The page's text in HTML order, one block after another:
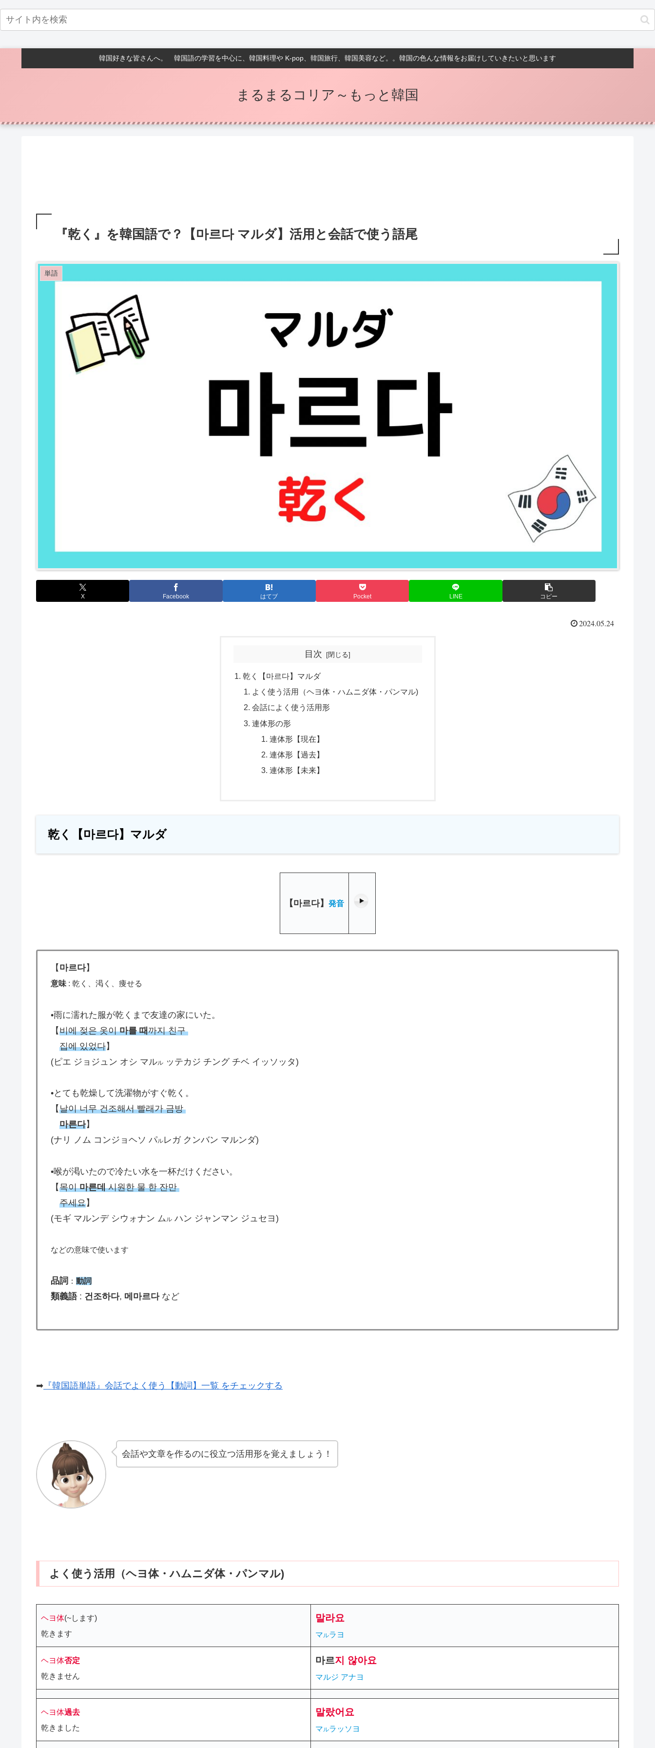
韓国好きな皆さんへ。 韓国語の学習を中心に、韓国料理や K-pop、韓国旅行、韓国美容など。。韓国の色んな情報をお届けしていきたいと思います
まるまるコリア～もっと韓国
『乾く』を韓国語で？【마르다 マルダ】活用と会話で使う語尾
単語
X Facebook はてブ Pocket LINE コピー
2024.05.24
目次
乾く【마르다】マルダ
よく使う活用（ヘヨ体・ハムニダ体・パンマル)
会話によく使う活用形
連体形の形
連体形【現在】
連体形【過去】
連体形【未来】
乾く【마르다】マルダ
【마르다】 発音
【 마르다】
意味: 乾く、渇く、痩せる
•雨に濡れた服が乾くまで友達の家にいた。
【비에 젖은 옷이마를 때까지 친구
집에 있었다】
(ピエ ジョジュン オシ マルル ッテカジ チング チベ イッソッタ)
•とても乾燥して洗濯物がすぐ乾く。
【날이 너무 건조해서 빨래가 금방
마른다】
(ナリ ノム コンジョヘソ パルレガ クンバン マルンダ)
•喉が渇いたので冷たい水を一杯だけください。
【목이마른데시원한 물 한 잔만
주세요】
(モギ マルンデ シウォナン ム ル ハン ジャンマン ジュセヨ)
などの意味で使います
品詞 ： 動詞
類義語: 건조하다, 메마르다など
➡ 『韓国語単語』会話でよく使う【動詞】一覧 をチェックする
会話や文章を作るのに役立つ活用形を覚えましょう！
よく使う活用（ヘヨ体・ハムニダ体・パンマル)
ヘヨ体(~します)
乾きます
말라요
マ ルラヨ
ヘヨ体否定
乾きません
마르지 않아요
マルジ アナヨ
ヘヨ体過去
乾きました
말랐어요
マ ルラッソヨ